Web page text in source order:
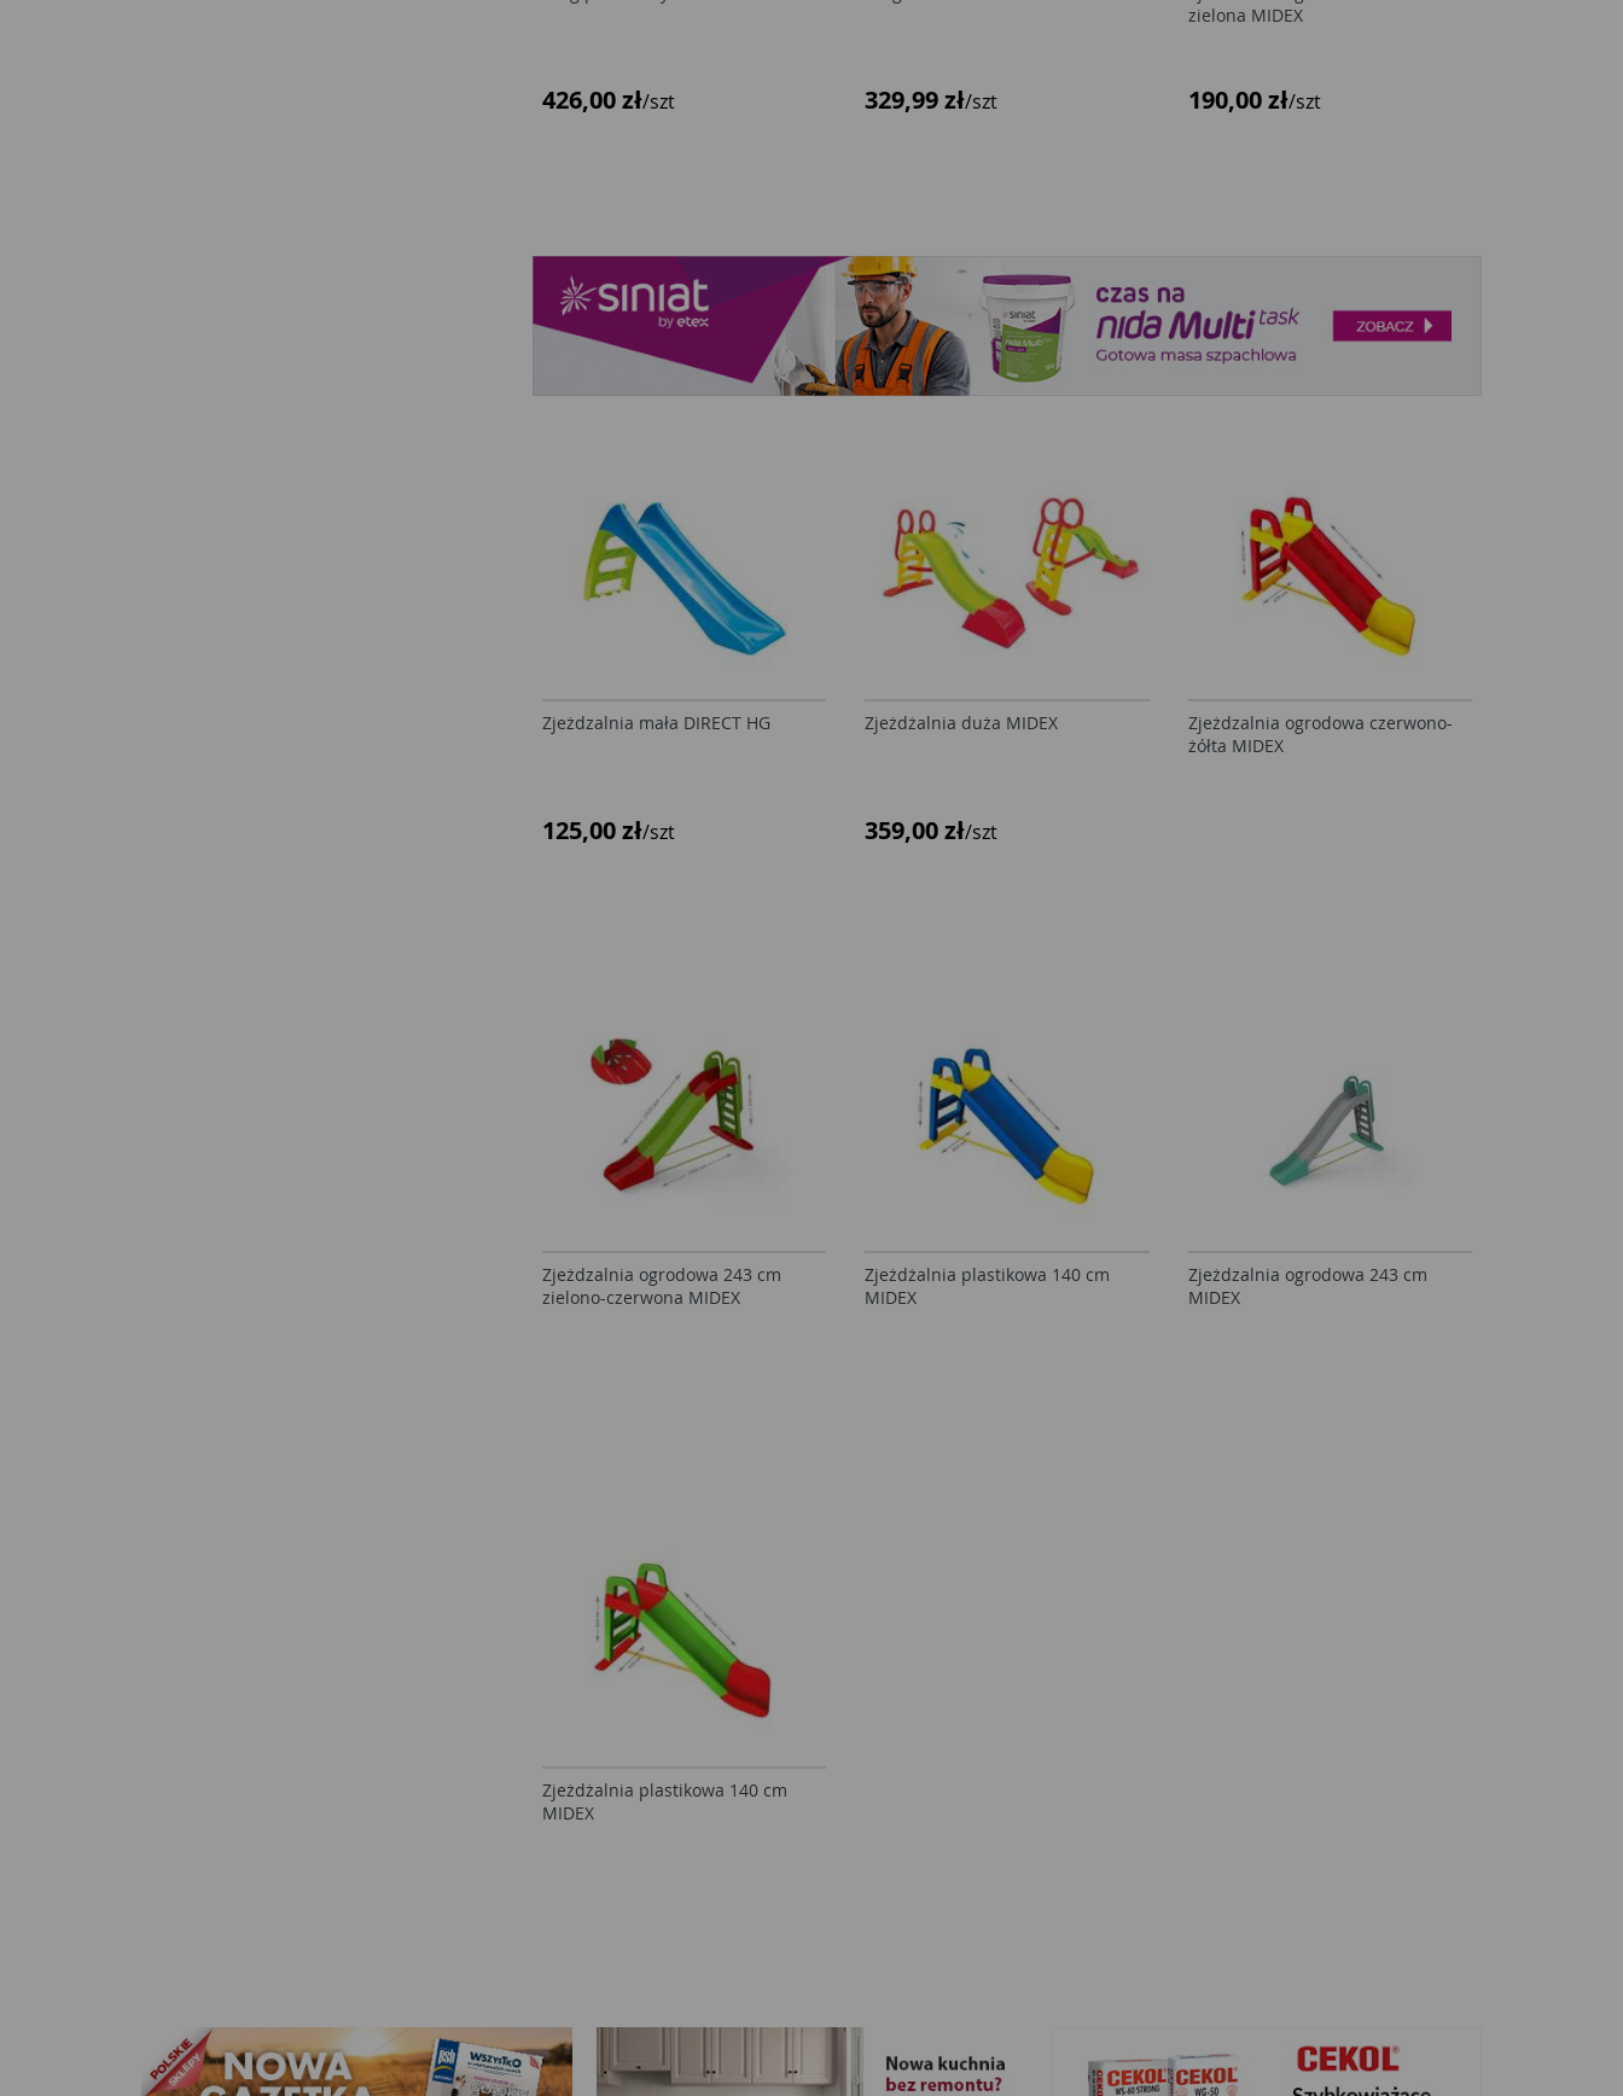
426,00 zł/szt 329,99 zł/szt
zielona MIDEX
190,00 zł/szt
Zjeżdzalnia mała DIRECT HG
125,00 zł/szt
Zjeżdżalnia duża MIDEX
359,00 zł/szt
Zjeżdzalnia ogrodowa czerwono-
żółta MIDEX
Zjeżdzalnia ogrodowa 243 cm
zielono-czerwona MIDEX
Zjeżdżalnia plastikowa 140 cm
MIDEX
Zjeżdzalnia ogrodowa 243 cm
MIDEX
Zjeżdżalnia plastikowa 140 cm
MIDEX